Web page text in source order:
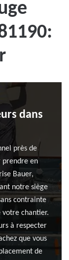
dans
près de
prendre en
Bauer,
notre siège
contrainte
votre chantier.
à respecter
que vous
de